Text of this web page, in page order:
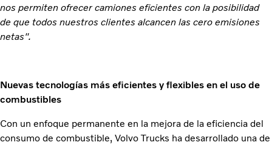
nos permiten ofrecer camiones eficientes con la posibilidad
de que todos nuestros clientes alcancen las cero emisiones
netas".
Nuevas tecnologías más eficientes y flexibles en el uso de
combustibles
Con un enfoque permanente en la mejora de la eficiencia del
consumo de combustible, Volvo Trucks ha desarrollado una de